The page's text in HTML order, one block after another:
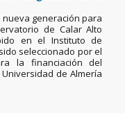
nueva generación para
de Calar Alto
en el Instituto de
seleccionado por el
la financiación del
de Almería